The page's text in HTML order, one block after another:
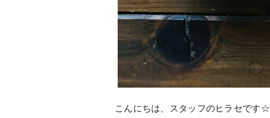
こんにちは、スタッフのヒラセです☆